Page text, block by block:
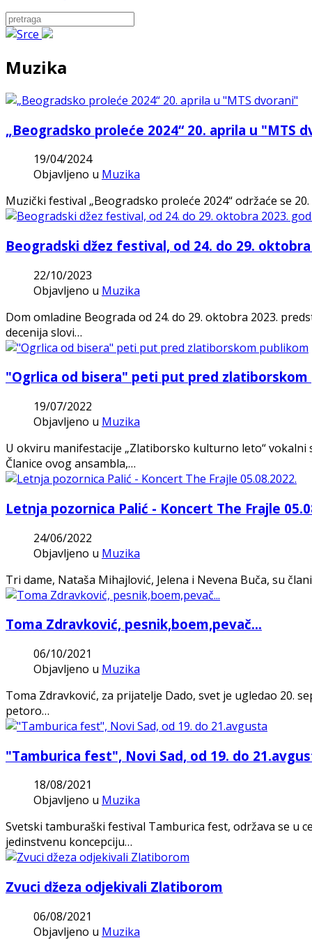
Muzika
„Beogradsko proleće 2024“ 20. aprila u "MTS
19/04/2024
Objavljeno u Muzika
Muzički festival „Beogradsko proleće 2024“ održaće se
Beogradski džez festival, od 24. do 29.
22/10/2023
Objavljeno u Muzika
Dom omladine Beograda od 24. do 29. oktobra 2023.
decenija slovi…
"Ogrlica od bisera" peti put pred zlatiborskom
19/07/2022
Objavljeno u Muzika
U okviru manifestacije „Zlatiborsko kulturno leto“
Članice ovog ansambla,…
Letnja pozornica Palić - Koncert The Frajle
24/06/2022
Objavljeno u Muzika
Tri dame, Nataša Mihajlović, Jelena i Nevena Buča, su
Toma Zdravković, pesnik,boem,pevač...
06/10/2021
Objavljeno u Muzika
Toma Zdravković, za prijatelje Dado, svet je ugledao 20.
petoro…
"Tamburica fest", Novi Sad, od 19. do
18/08/2021
Objavljeno u Muzika
Svetski tamburaški festival Tamburica fest, održava se u
jedinstvenu koncepciju…
Zvuci džeza odjekivali Zlatiborom
06/08/2021
Objavljeno u Muzika